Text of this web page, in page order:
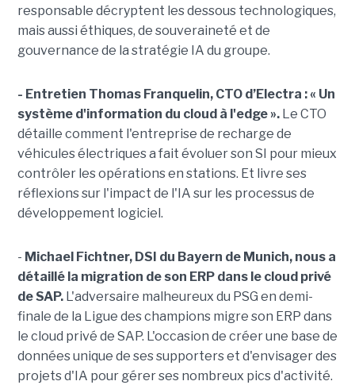
responsable décryptent les dessous technologiques,
mais aussi éthiques, de souveraineté et de
gouvernance de la stratégie IA du groupe.
- Entretien Thomas Franquelin, CTO d’Electra : « Un
système d'information du cloud à l'edge ». Le CTO
détaille comment l'entreprise de recharge de
véhicules électriques a fait évoluer son SI pour mieux
contrôler les opérations en stations. Et livre ses
réflexions sur l'impact de l'IA sur les processus de
développement logiciel.
- Michael Fichtner, DSI du Bayern de Munich, nous a
détaillé la migration de son ERP dans le cloud privé
de SAP. L'adversaire malheureux du PSG en demi-
finale de la Ligue des champions migre son ERP dans
le cloud privé de SAP. L'occasion de créer une base de
données unique de ses supporters et d'envisager des
projets d'IA pour gérer ses nombreux pics d'activité.